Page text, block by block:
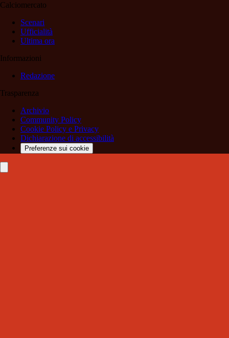
Calciomercato
Scenari
Ufficialità
Ultima ora
Informazioni
Redazione
Trasparenza
Archivio
Community Policy
Cookie Policy e Privacy
Dichiarazione di accessibilità
Preferenze sui cookie